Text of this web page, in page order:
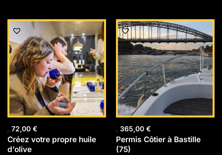
72,00 €
Créez votre propre huile
d’olive
365,00 €
Permis Côtier à Bastille
(75)